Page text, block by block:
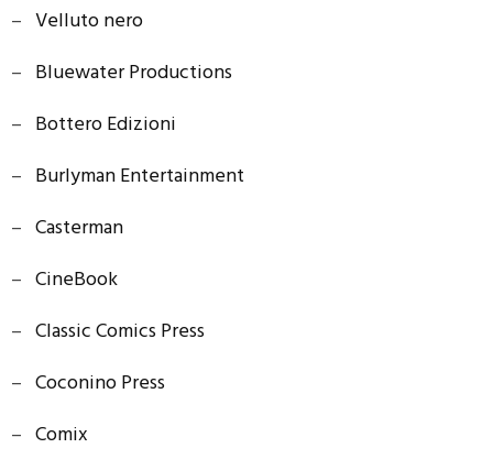
– Velluto nero
– Bluewater Productions
– Bottero Edizioni
– Burlyman Entertainment
– Casterman
– CineBook
– Classic Comics Press
– Coconino Press
– Comix